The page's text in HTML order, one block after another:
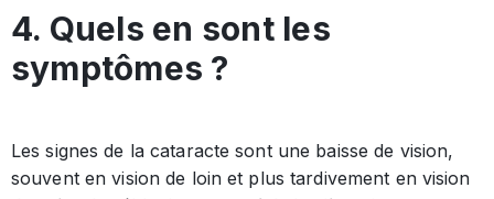
4. Quels en sont les
symptômes ?
Les signes de la cataracte sont une baisse de vision,
souvent en vision de loin et plus tardivement en vision